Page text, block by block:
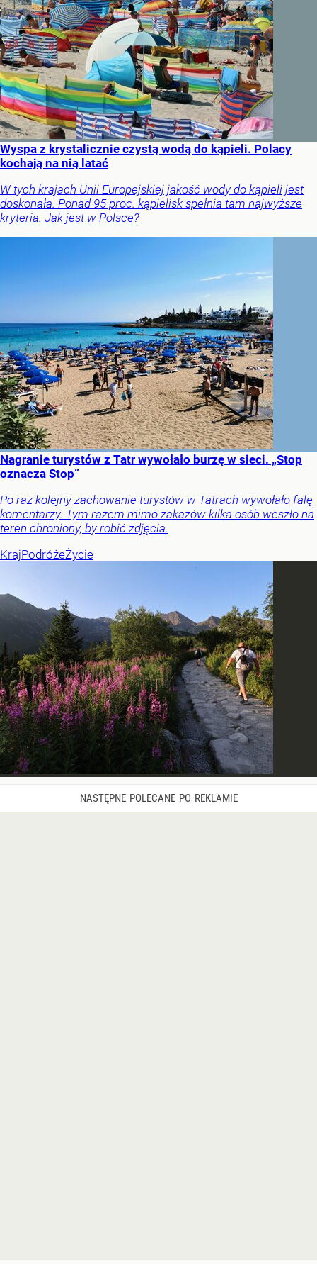
Wyspa z krystalicznie czystą wodą do kąpieli. Polacy
kochają na nią latać
W tych krajach Unii Europejskiej jakość wody do kąpieli jest
doskonała. Ponad 95 proc. kąpielisk spełnia tam najwyższe
kryteria. Jak jest w Polsce?
Nagranie turystów z Tatr wywołało burzę w sieci. „Stop
oznacza Stop”
Po raz kolejny zachowanie turystów w Tatrach wywołało falę
komentarzy. Tym razem mimo zakazów kilka osób weszło na
teren chroniony, by robić zdjęcia.
KrajPodróżeŻycie